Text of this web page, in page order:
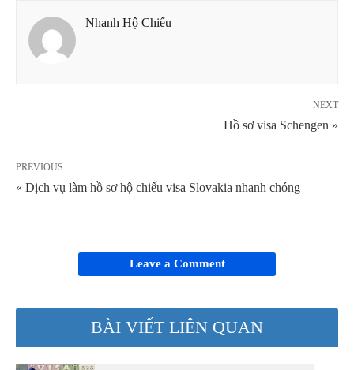
Nhanh Hộ Chiếu
NEXT
Hồ sơ visa Schengen »
PREVIOUS
« Dịch vụ làm hồ sơ hộ chiếu visa Slovakia nhanh chóng
Leave a Comment
BÀI VIẾT LIÊN QUAN